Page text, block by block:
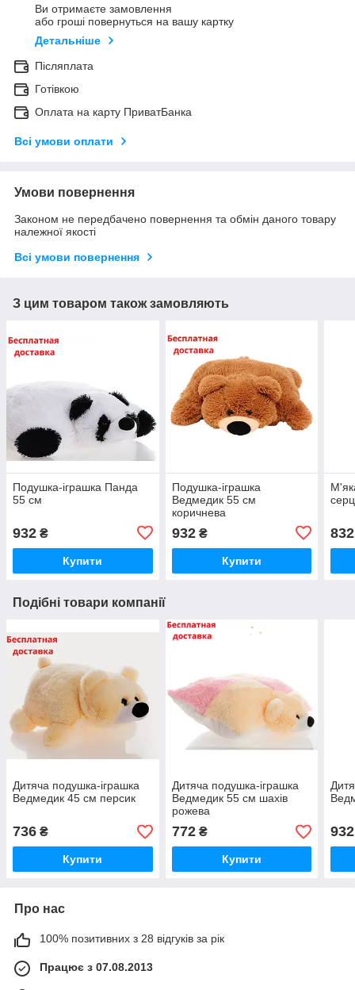
Ви отримаєте замовлення
або гроші повернуться на вашу картку
Детальніше
Післяплата
Готівкою
Оплата на карту ПриватБанка
Всі умови оплати
Умови повернення
Законом не передбачено повернення та обмін даного товару
належної якості
Всі умови повернення
З цим товаром також замовляють
Подушка-іграшка Панда
55 см
932 ₴
Купити
Подушка-іграшка
Ведмедик 55 см
коричнева
932₴
Купити
832
Подібні товари компанії
Дитяча подушка-іграшка
Ведмедик 45 см персик
736 ₴
Купити
Дитяча подушка-іграшка
Ведмедик 55 см шахів
рожева
772₴
Купити
932
Про нас
100% позитивних з 28 відгуків за рік
Працює з 07.08.2013